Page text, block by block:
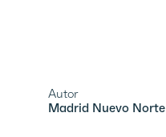
Autor
Madrid Nuevo Norte